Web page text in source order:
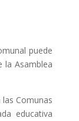
puede
la Asamblea
Comunas
educativa